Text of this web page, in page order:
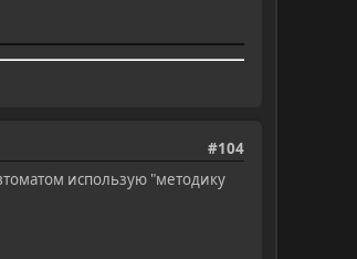
#104
использую "методику